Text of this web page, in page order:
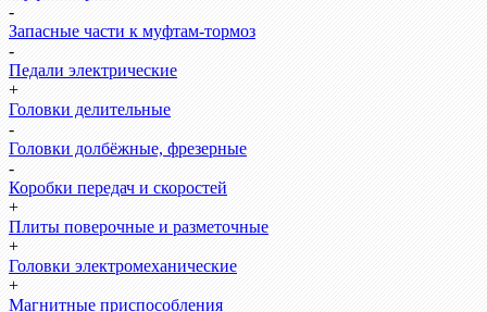
-
Запасные части к муфтам-тормоз
-
Педали электрические
+
Головки делительные
-
Головки долбёжные, фрезерные
-
Коробки передач и скоростей
+
Плиты поверочные и разметочные
+
Головки электромеханические
+
Магнитные приспособления